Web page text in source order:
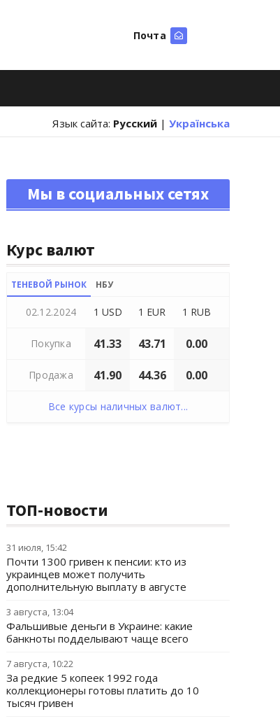
Почта
Язык сайта: Русский | Українська
Мы в социальных сетях
Курс валют
ТЕНЕВОЙ РЫНОК НБУ
02.12.2024 1 USD 1 EUR 1 RUB
Покупка 41.33 43.71 0.00
Продажа 41.90 44.36 0.00
Все курсы наличных валют...
ТОП-новости
31 июля, 15:42
Почти 1300 гривен к пенсии: кто из
украинцев может получить
дополнительную выплату в августе
3 августа, 13:04
Фальшивые деньги в Украине: какие
банкноты подделывают чаще всего
7 августа, 10:22
За редкие 5 копеек 1992 года
коллекционеры готовы платить до 10
тысяч гривен